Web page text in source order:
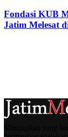
Fondasi KUB
Jatim Melesat